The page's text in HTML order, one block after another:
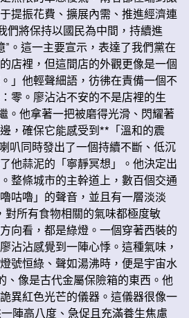
提振花費、擴展內需、推進經濟連
們將保持以國民為中間，持續進
。這一主要宣示，表達了我們黨在
店裡，但這間店的外觀更像是一個
」他輕聲細語，彷彿在責備一個不
零。廖沾沾不安的不是店裡的生
。他拿著一把被磨得光滑、閃耀著
，確保它能感受到**「溫和的震
叭同時發出了一個持續不斷、低沉
他蒜泥的「寧靜冥想」。他決定出
整條城市的主幹道上，數百個交通
咕嚕」的聲音，並且有一層淡淡
所有食物相關的氣味都極度敏
向看，都是綠燈。一個穿著西裝的
沾沾感覺到一陣心悸。這種氣味，
號恒綠、聲如湯沸時，便是宇宙水
、像是古代金屬保險箱的東西。他
異紅色光芒的儀器。這儀器很像一
陣高八度、急促且充滿養生焦慮